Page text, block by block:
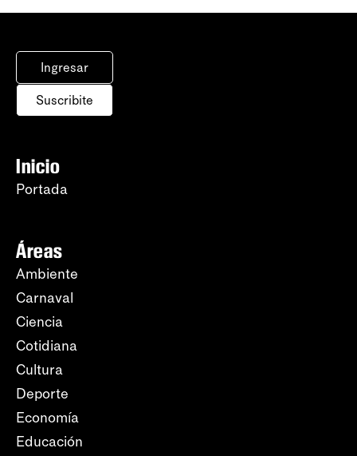
Ingresar
Suscribite
Inicio
Portada
Áreas
Ambiente
Carnaval
Ciencia
Cotidiana
Cultura
Deporte
Economía
Educación